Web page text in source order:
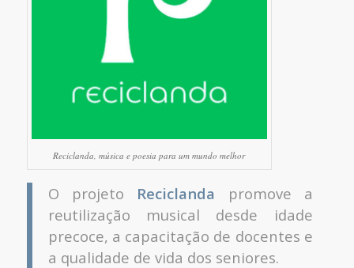
Reciclanda, música e poesia para um mundo melhor
O projeto Reciclanda promove a
reutilização musical desde idade
precoce, a capacitação de docentes e
a qualidade de vida dos seniores.